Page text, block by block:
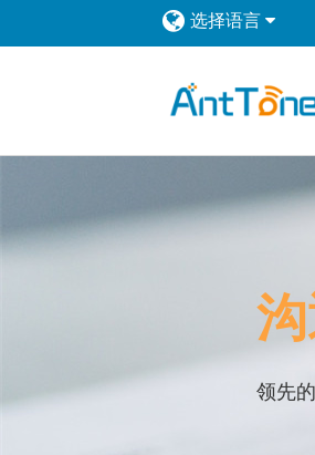
选择语言
领先